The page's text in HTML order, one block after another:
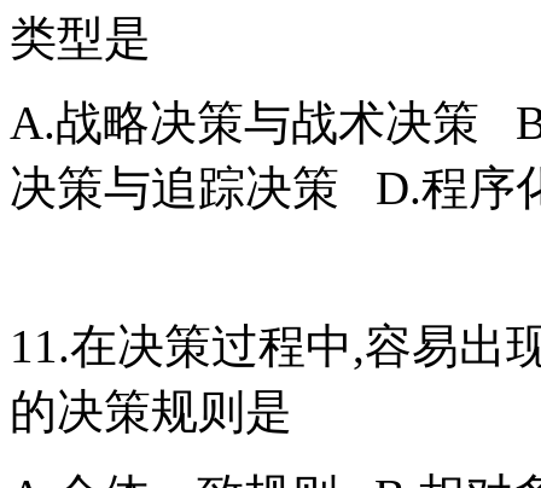
类型是
A.战略决策与战术决策
决策与追踪决策 D.程序
11.在决策过程中,容易出
的决策规则是